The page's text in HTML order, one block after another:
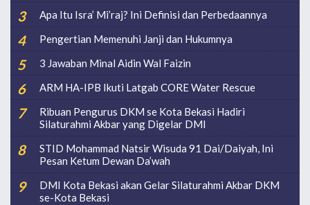
Apa Itu Isra’ Mi’raj? Ini Definisi dan Perbedaannya
Pengertian Memenuhi Janji dan Hukumnya
3 Jawaban Minal Aidin Wal Faizin
ARM HA-IPB Ikuti Latgab CORE Water Rescue
Ribuan Pengurus DKM se Kota Bekasi Hadiri
Silaturahmi Akbar yang Digelar DMI
STID Mohammad Natsir Wisuda 91 Dai/Daiyah, Ini
Pesan Ketum Dewan Da’wah
DMI Kota Bekasi akan Gelar Silaturahmi Akbar DKM
se-Kota Bekasi